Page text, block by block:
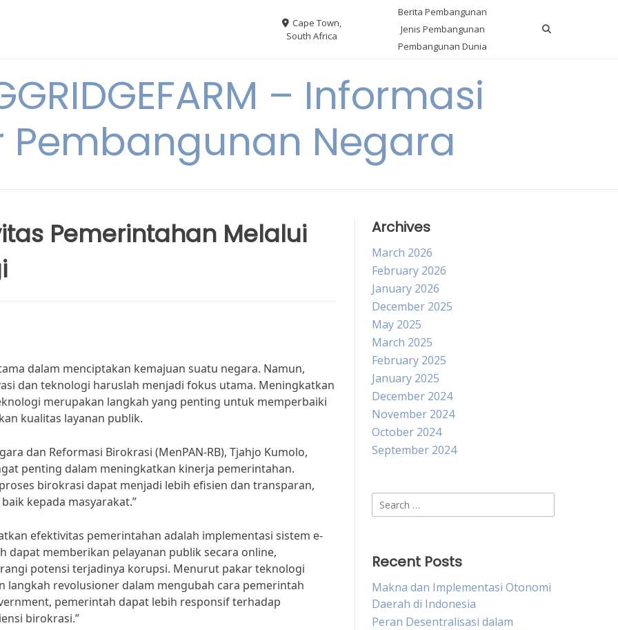
Cape Town,
South Africa
Berita Pembangunan
Jenis Pembangunan
Pembangunan Dunia
– Informasi
Pembangunan Negara
Pemerintahan Melalui
dalam menciptakan kemajuan suatu negara. Namun,
dan teknologi haruslah menjadi fokus utama. Meningkatkan
merupakan langkah yang penting untuk memperbaiki
kualitas layanan publik.
dan Reformasi Birokrasi (MenPAN-RB), Tjahjo Kumolo,
penting dalam meningkatkan kinerja pemerintahan.
birokrasi dapat menjadi lebih efisien dan transparan,
kepada masyarakat.”
efektivitas pemerintahan adalah implementasi sistem e-
memberikan pelayanan publik secara online,
potensi terjadinya korupsi. Menurut pakar teknologi
langkah revolusioner dalam mengubah cara pemerintah
pemerintah dapat lebih responsif terhadap
birokrasi.”
Archives
March 2026
February 2026
January 2026
December 2025
May 2025
March 2025
February 2025
January 2025
December 2024
November 2024
October 2024
September 2024
Search
for:
Recent Posts
Makna dan Implementasi Otonomi
Daerah di Indonesia
Peran Desentralisasi dalam